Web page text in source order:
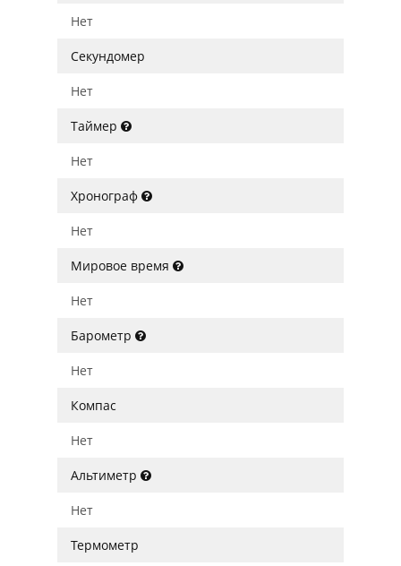
Нет
Секундомер
Нет
Таймер
Нет
Хронограф
Нет
Мировое время
Нет
Барометр
Нет
Компас
Нет
Альтиметр
Нет
Термометр